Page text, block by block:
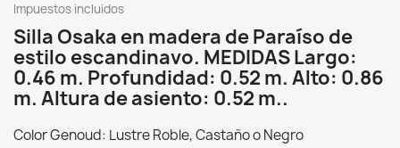
Impuestos incluidos
Silla Osaka en madera de Paraíso de
estilo escandinavo. MEDIDAS Largo:
0.46 m. Profundidad: 0.52 m. Alto: 0.86
m. Altura de asiento: 0.52 m..
Color Genoud: Lustre Roble, Castaño o Negro